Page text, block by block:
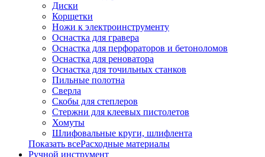
Диски
Корщетки
Ножи к электроинструменту
Оснастка для гравера
Оснастка для перфораторов и бетоноломов
Оснастка для реноватора
Оснастка для точильных станков
Пильные полотна
Сверла
Скобы для степлеров
Стержни для клеевых пистолетов
Хомуты
Шлифовальные круги, шлифлента
Показать всеРасходные материалы
Ручной инструмент